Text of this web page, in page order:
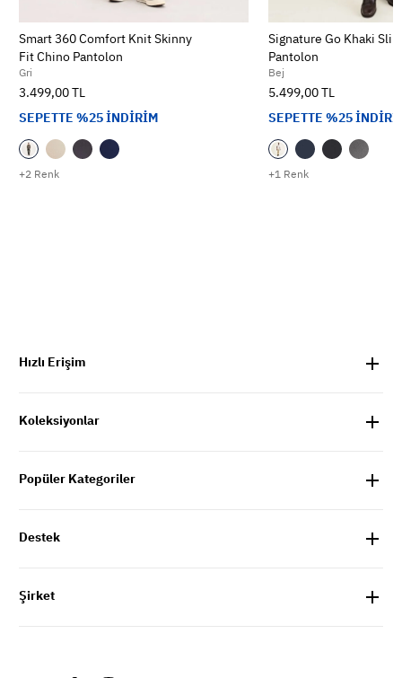
+2 Renk
Smart 360 Comfort Knit Skinny
Fit Chino Pantolon
Gri
3.499,00 TL
SEPETTE %25 İNDİRİM
+1 Renk
Signature Go Khaki
Pantolon
Bej
5.499,00 TL
SEPETTE %25
Hızlı Erişim
Koleksiyonlar
Popüler Kategoriler
Destek
Şirket